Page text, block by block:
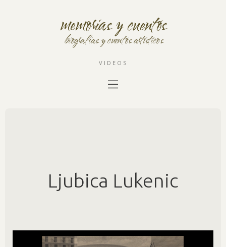
memorias y cuentos
biografías y cuentos artísticos
VIDEOS
Ljubica Lukenic